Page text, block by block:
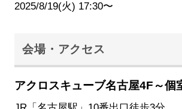
2025/8/19(火) 17:30〜
会場・アクセス
アクロスキューブ名古屋4F～個